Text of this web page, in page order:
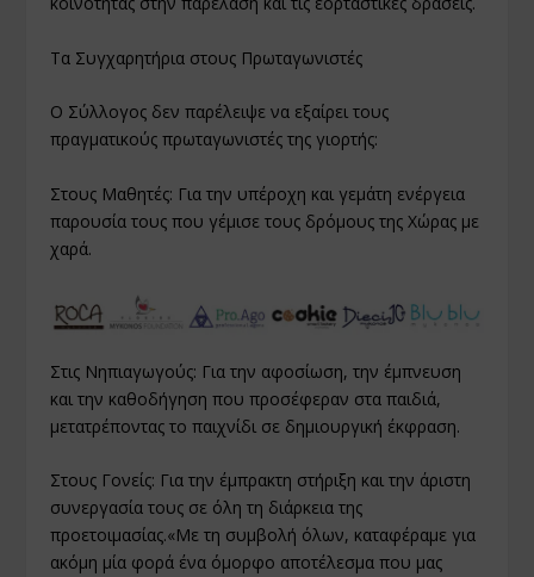
Τα Συγχαρητήρια στους Πρωταγωνιστές
Ο Σύλλογος δεν παρέλειψε να εξαίρει τους
πραγματικούς πρωταγωνιστές της γιορτής:
Στους Μαθητές: Για την υπέροχη και γεμάτη ενέργεια
παρουσία τους που γέμισε τους δρόμους της Χώρας με
χαρά.
Στις Νηπιαγωγούς: Για την αφοσίωση, την έμπνευση
και την καθοδήγηση που προσέφεραν στα παιδιά,
μετατρέποντας το παιχνίδι σε δημιουργική έκφραση.
Στους Γονείς: Για την έμπρακτη στήριξη και την άριστη
συνεργασία τους σε όλη τη διάρκεια της
προετοιμασίας.«Με τη συμβολή όλων, καταφέραμε για
ακόμη μία φορά ένα όμορφο αποτέλεσμα που μας